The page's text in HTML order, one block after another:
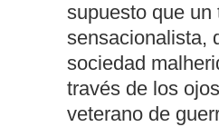
supuesto que un
sensacionalista,
sociedad
través de los
veterano de